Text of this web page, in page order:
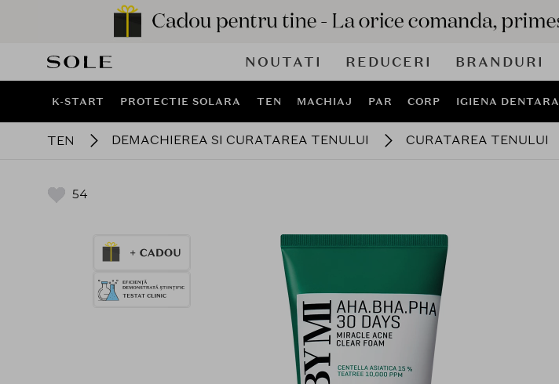
NOUTATI REDUCERI BRANDURI
K-START PROTECTIE SOLARA TEN MACHIAJ PAR CORP IGIENA DENTARA
TEN DEMACHIEREA SI CURATAREA TENULUI CURATAREA TENULUI
54